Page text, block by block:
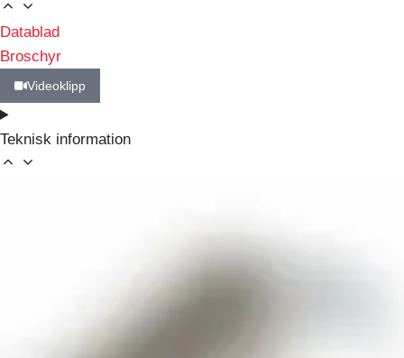
Datablad
Broschyr
Videoklipp
Teknisk information